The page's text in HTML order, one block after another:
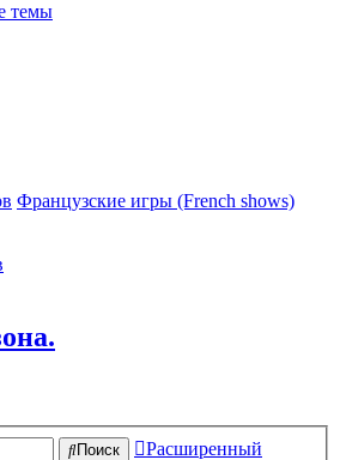
темы
Французские игры (French shows)
Поиск
Расширенный